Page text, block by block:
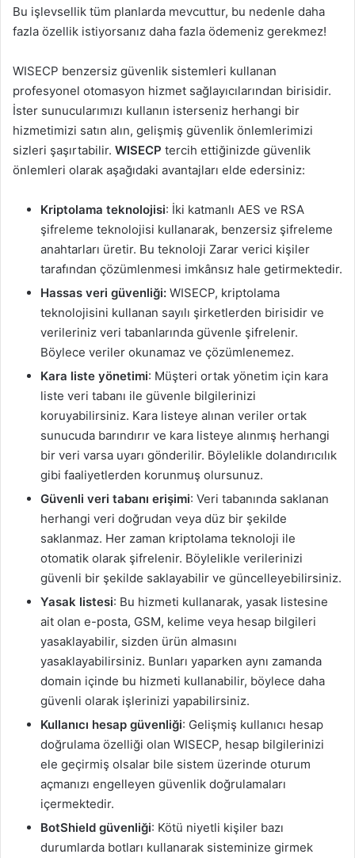
Bu işlevsellik tüm planlarda mevcuttur, bu nedenle daha
fazla özellik istiyorsanız daha fazla ödemeniz gerekmez!
WISECP benzersiz güvenlik sistemleri kullanan
profesyonel otomasyon hizmet sağlayıcılarından birisidir.
İster sunucularımızı kullanın isterseniz herhangi bir
hizmetimizi satın alın, gelişmiş güvenlik önlemlerimizi
sizleri şaşırtabilir. WISECP tercih ettiğinizde güvenlik
önlemleri olarak aşağıdaki avantajları elde edersiniz:
Kriptolama teknolojisi: İki katmanlı AES ve RSA
şifreleme teknolojisi kullanarak, benzersiz şifreleme
anahtarları üretir. Bu teknoloji Zarar verici kişiler
tarafından çözümlenmesi imkânsız hale getirmektedir.
Hassas veri güvenliği: WISECP, kriptolama
teknolojisini kullanan sayılı şirketlerden birisidir ve
verileriniz veri tabanlarında güvenle şifrelenir.
Böylece veriler okunamaz ve çözümlenemez.
Kara liste yönetimi: Müşteri ortak yönetim için kara
liste veri tabanı ile güvenle bilgilerinizi
koruyabilirsiniz. Kara listeye alınan veriler ortak
sunucuda barındırır ve kara listeye alınmış herhangi
bir veri varsa uyarı gönderilir. Böylelikle dolandırıcılık
gibi faaliyetlerden korunmuş olursunuz.
Güvenli veri tabanı erişimi: Veri tabanında saklanan
herhangi veri doğrudan veya düz bir şekilde
saklanmaz. Her zaman kriptolama teknoloji ile
otomatik olarak şifrelenir. Böylelikle verilerinizi
güvenli bir şekilde saklayabilir ve güncelleyebilirsiniz.
Yasak listesi: Bu hizmeti kullanarak, yasak listesine
ait olan e-posta, GSM, kelime veya hesap bilgileri
yasaklayabilir, sizden ürün almasını
yasaklayabilirsiniz. Bunları yaparken aynı zamanda
domain içinde bu hizmeti kullanabilir, böylece daha
güvenli olarak işlerinizi yapabilirsiniz.
Kullanıcı hesap güvenliği: Gelişmiş kullanıcı hesap
doğrulama özelliği olan WISECP, hesap bilgilerinizi
ele geçirmiş olsalar bile sistem üzerinde oturum
açmanızı engelleyen güvenlik doğrulamaları
içermektedir.
BotShield güvenliği: Kötü niyetli kişiler bazı
durumlarda botları kullanarak sisteminize girmek